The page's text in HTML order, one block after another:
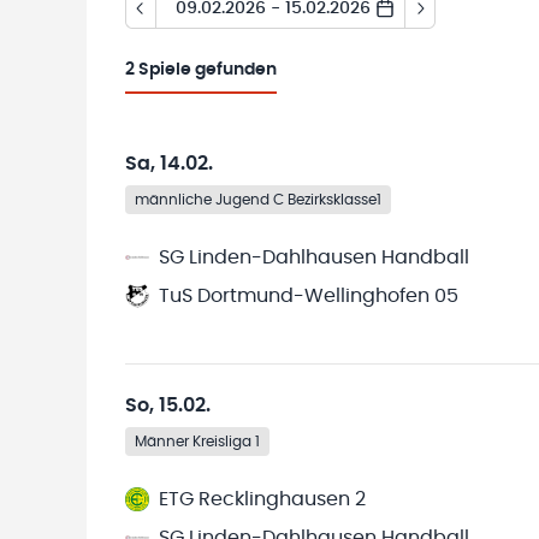
09.02.2026 - 15.02.2026
2 Spiele gefunden
Sa, 14.02.
männliche Jugend C Bezirksklasse1
SG Linden-Dahlhausen Handball
TuS Dortmund-Wellinghofen 05
So, 15.02.
Männer Kreisliga 1
ETG Recklinghausen 2